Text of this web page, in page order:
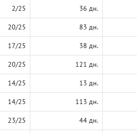
2/25 36 дн.
20/25 83 дн.
17/25 38 дн.
20/25 121 дн.
14/25 13 дн.
14/25 113 дн.
23/25 44 дн.